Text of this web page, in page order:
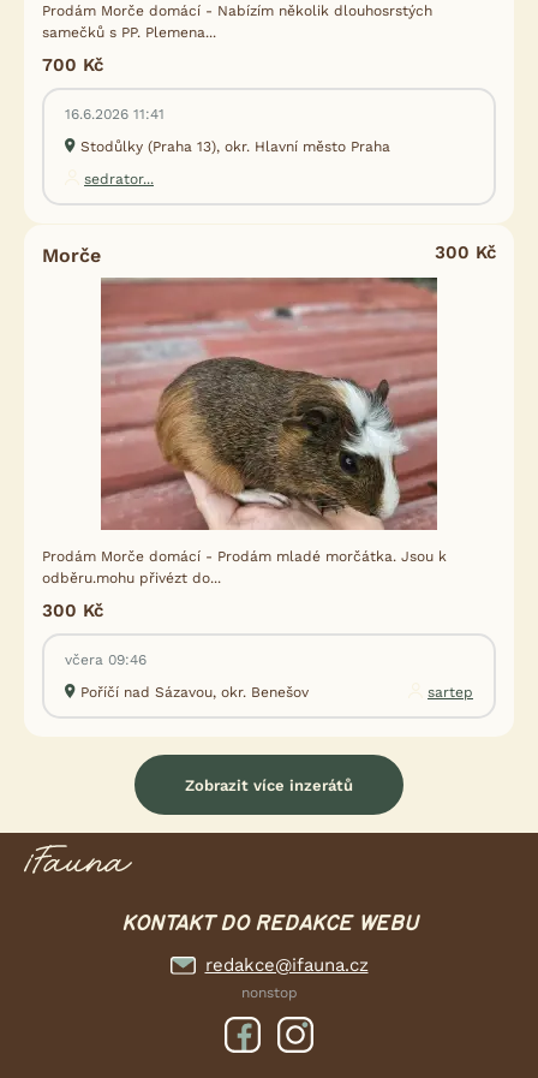
Prodám Morče domácí - Nabízím několik dlouhosrstých
samečků s PP. Plemena...
700 Kč
16.6.2026 11:41
Stodůlky (Praha 13), okr. Hlavní město Praha
sedrator...
Morče 300 Kč
Prodám Morče domácí - Prodám mladé morčátka. Jsou k
odběru.mohu přivézt do...
300 Kč
včera 09:46
Poříčí nad Sázavou, okr. Benešov
sartep
Zobrazit více inzerátů
KONTAKT DO REDAKCE WEBU
redakce@ifauna.cz
nonstop